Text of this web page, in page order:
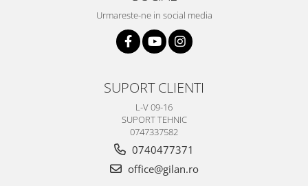
Urmareste-ne in social media
SUPORT CLIENTI
L-V 09-16
SUPORT TEHNIC
0747337582
0740477371
office@gilan.ro